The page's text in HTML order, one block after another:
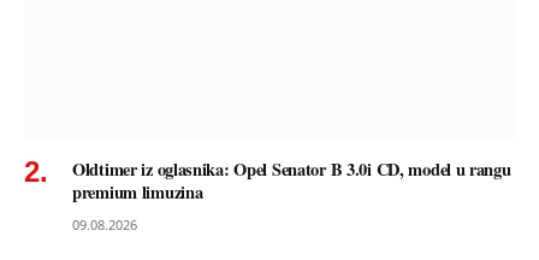
Oldtimer iz oglasnika: Opel Senator B 3.0i CD, model u rangu
premium limuzina
09.08.2026